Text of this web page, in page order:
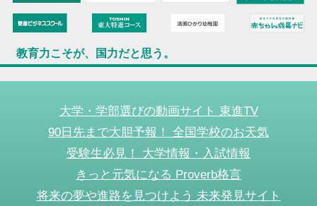
教育力こそが、国力だと思う。
大学・学部選びの動画サイト 東進TV
90日先まで大胆予報！ 全国学校のお天気
受験生必見！ 大学情報・入試情報
きっと元気になる Proverb格言
将来の夢や進路を見つけよう 未来発見サイト